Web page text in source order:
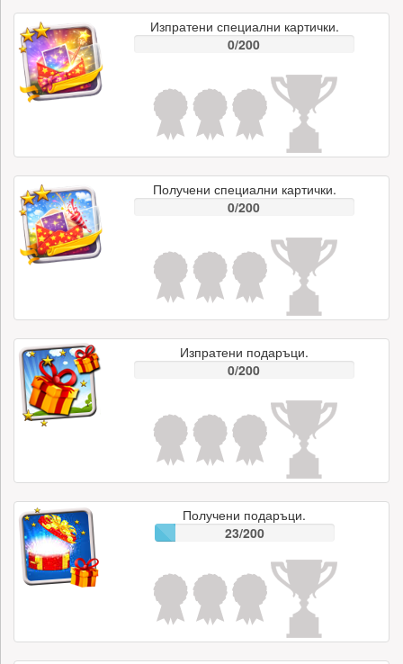
Изпратени специални картички.
0/200
Получени специални картички.
0/200
Изпратени подаръци.
0/200
Получени подаръци.
23/200